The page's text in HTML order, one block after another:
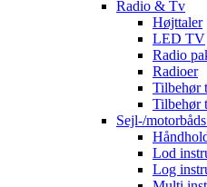
Radio & Tv
Højttaler
LED TV
Radio
Radioer
Tilbehør
Tilbehør
Sejl-/
Lod
Log